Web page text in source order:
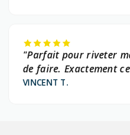
"Parfait pour riveter
de faire. Exactement
VINCENT T.